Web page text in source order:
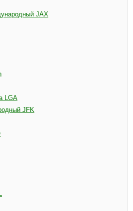
JAX
LGA
JFK